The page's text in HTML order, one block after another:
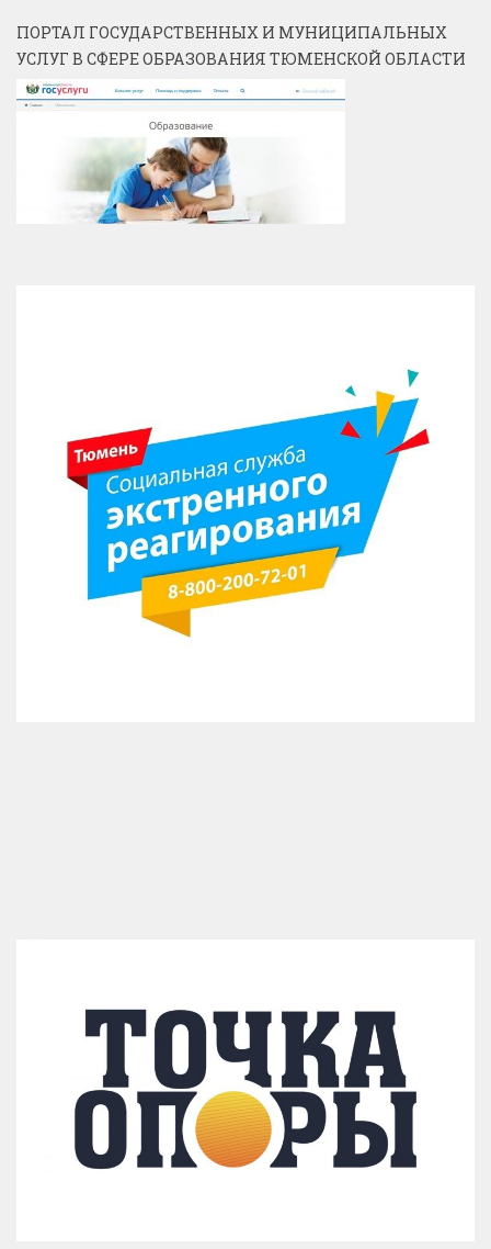
ПОРТАЛ ГОСУДАРСТВЕННЫХ И МУНИЦИПАЛЬНЫХ
УСЛУГ В СФЕРЕ ОБРАЗОВАНИЯ ТЮМЕНСКОЙ ОБЛАСТИ